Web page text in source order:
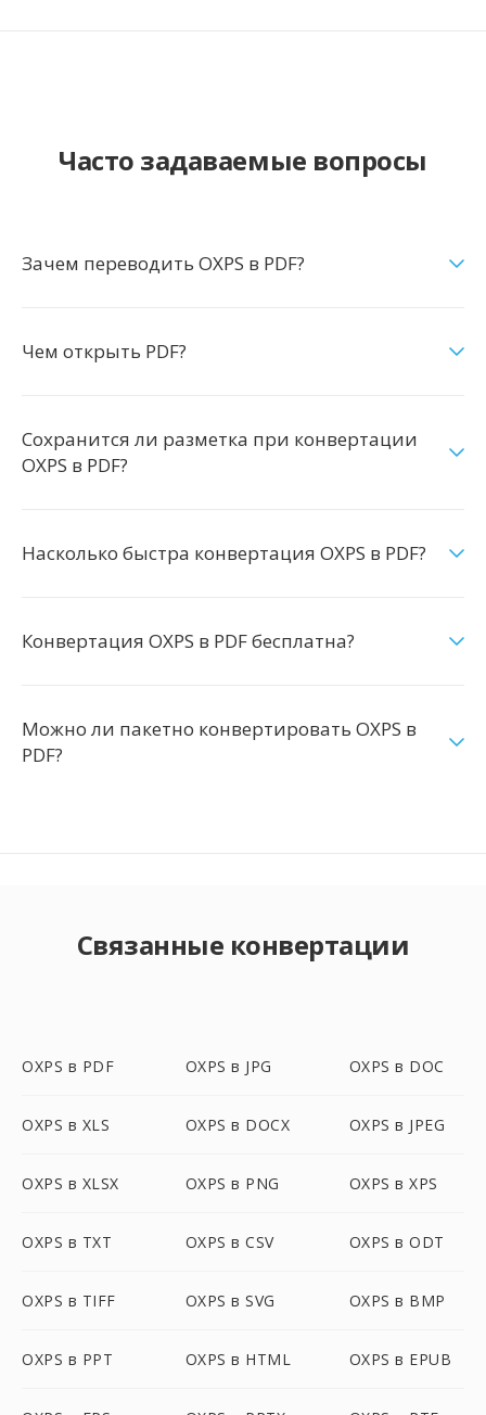
Часто задаваемые вопросы
Зачем переводить OXPS в PDF?
Чем открыть PDF?
Сохранится ли разметка при конвертации
OXPS в PDF?
Насколько быстра конвертация OXPS в PDF?
Конвертация OXPS в PDF бесплатна?
Можно ли пакетно конвертировать OXPS в
PDF?
Связанные конвертации
OXPS в PDF OXPS в JPG OXPS в DOC
OXPS в XLS OXPS в DOCX OXPS в JPEG
OXPS в XLSX OXPS в PNG OXPS в XPS
OXPS в TXT OXPS в CSV OXPS в ODT
OXPS в TIFF OXPS в SVG OXPS в BMP
OXPS в PPT OXPS в HTML OXPS в EPUB